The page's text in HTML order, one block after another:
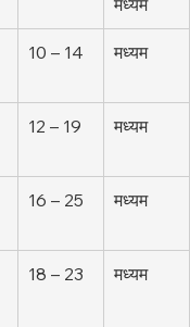
मध्यम
10 – 14 मध्यम
12 – 19 मध्यम
16 – 25 मध्यम
18 – 23 मध्यम